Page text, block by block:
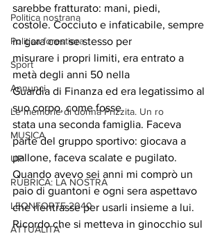
Politica nostrana
Politica forestiera
Sport
Annunci
Le memorie di donna Prizzita. Un ro
MUSICA
UP
RUBRICA: LA NOSTRA
LEONFORTE 2040
ATTUALITA'
sarebbe fratturato: mani, piedi,
costole. Cocciuto e infaticabile, sempre
in gara con se stesso per
misurare i propri limiti, era entrato a
metà degli anni 50 nella
Guardia di Finanza ed era legatissimo al
suo corpo, come fosse
stata una seconda famiglia. Faceva
parte del gruppo sportivo: giocava a
pallone, faceva scalate e pugilato.
Quando avevo sei anni mi comprò un
paio di guantoni e ogni sera aspettavo
che rientrasse per usarli insieme a lui.
Ricordo che si metteva in ginocchio sul